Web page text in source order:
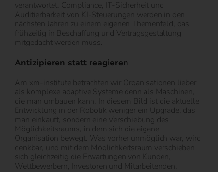
verantwortet. Compliance, IT-Sicherheit und
Auditierbarkeit von KI-Steuerungen werden in den
nächsten Jahren zu einem eigenen Themenfeld, das
frühzeitig in Beschaffung und Vertragsgestaltung
mitgedacht werden muss.
Antizipieren statt reagieren
Am xm-institute betrachten wir Organisationen lieber
als komplexe adaptive Systeme denn als Maschinen,
die man umbauen kann. In diesem Bild ist die aktuelle
Entwicklung in der Robotik weniger ein Upgrade, das
man einkauft, sondern eine Verschiebung des
Möglichkeitsraums, in dem sich die eigene
Organisation bewegt. Was vorher unmöglich war, wird
denkbar, und mit dem Möglichkeitsraum verschieben
sich gleichzeitig die Erwartungen von Kunden,
Wettbewerbern, Investoren und Mitarbeitenden.